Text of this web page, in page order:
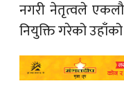
नगरी नेतृत्वले
नियुक्ति गरेको